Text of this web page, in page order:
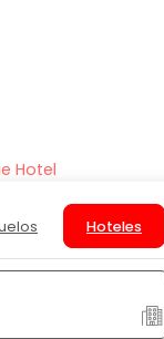
Hotel
Hoteles